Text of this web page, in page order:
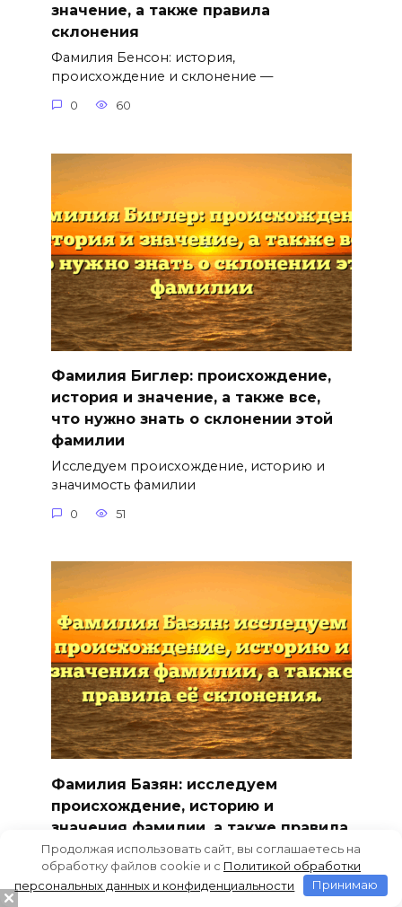
значение, а также правила
склонения
Фамилия Бенсон: история,
происхождение и склонение —
0 60
Фамилия Биглер: происхождение,
история и значение, а также все,
что нужно знать о склонении этой
фамилии
Исследуем происхождение, историю и
значимость фамилии
0 51
Фамилия Базян: исследуем
происхождение, историю и
значения фамилии, а также правила
её склонения.
История Фамилии Базян: происхождение,
значения и правила
Продолжая использовать сайт, вы соглашаетесь на
обработку файлов cookie и c Политикой обработки
персональных данных и конфиденциальности
Принимаю